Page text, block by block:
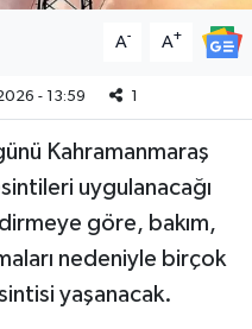
A- A+
- 13:59 1
Kahramanmaraş
uygulanacağı
göre, bakım,
nedeniyle birçok
yaşanacak.